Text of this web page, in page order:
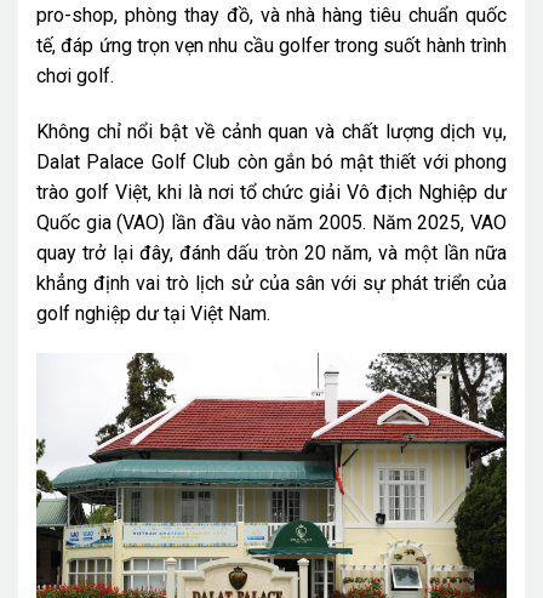
pro-shop, phòng thay đồ, và nhà hàng tiêu chuẩn quốc
tế, đáp ứng trọn vẹn nhu cầu golfer trong suốt hành trình
chơi golf.
Không chỉ nổi bật về cảnh quan và chất lượng dịch vụ,
Dalat Palace Golf Club còn gắn bó mật thiết với phong
trào golf Việt, khi là nơi tổ chức giải Vô địch Nghiệp dư
Quốc gia (VAO) lần đầu vào năm 2005. Năm 2025, VAO
quay trở lại đây, đánh dấu tròn 20 năm, và một lần nữa
khẳng định vai trò lịch sử của sân với sự phát triển của
golf nghiệp dư tại Việt Nam.